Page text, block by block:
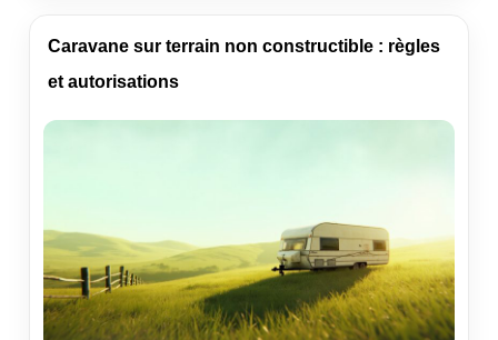
logements très différents, du studio au pavillon
avec combles. À chaque visite, un constat revient
Caravane sur terrain non constructible : règles
et autorisations